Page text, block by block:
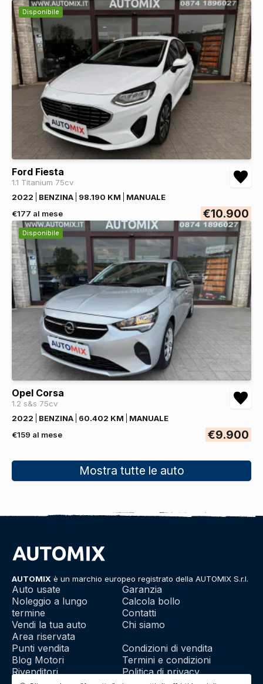
Disponibile
Ford Fiesta
1.1 Titanium 75cv
2022
BENZINA 98.190 KM
MANUALE
€177 al mese
€10.900
Disponibile
Opel Corsa
1.2 s&s 75cv
2022
BENZINA 60.402 KM
MANUALE
€159 al mese
€9.900
Mostra tutte le auto
AUTOMIX è un marchio europeo registrato della AUTOMIX S.r.l.
Auto usate
Noleggio a lungo
termine
Vendi la tua auto
Area riservata
Garanzia
Calcola bollo
Contatti
Chi siamo
Punti vendita
Blog Motori
Rivenditori
Condizioni di vendita
Termini e condizioni
Politica di privacy